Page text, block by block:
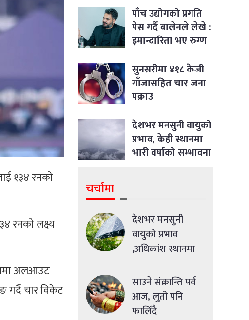
१३४ रनको
रनको लक्ष्य
अलआउट
गर्दै चार विकेट
पाँच उद्योगको प्रगति
पेस गर्दै बालेनले लेखे :
इमान्दारिता भए रुग्ण
जीवन भर्न सकिने रहेछ
सुनसरीमा ४१८ केजी
गाँजासहित चार जना
पक्राउ
देशभर मनसुनी वायुको
प्रभाव, केही स्थानमा
भारी वर्षाको सम्भावना
चर्चामा
देशभर मनसुनी
वायुको प्रभाव
,अधिकांश स्थानमा
साउने संक्रान्ति पर्व
आज, लुतो पनि
फालिँदै